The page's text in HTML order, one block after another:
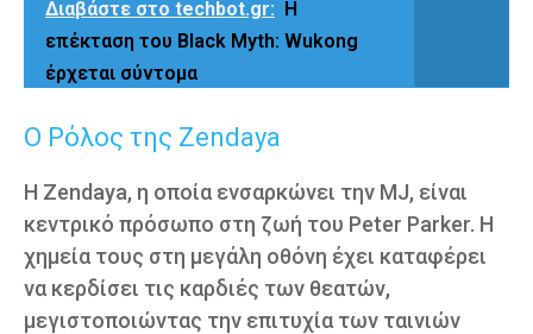
Διαβάστε στο techbot.gr: Η
επέκταση του Black Myth: Wukong
έρχεται σύντομα
Ο Ρόλος της Zendaya
Η Zendaya, η οποία ενσαρκώνει την MJ, είναι
κεντρικό πρόσωπο στη ζωή του Peter Parker. Η
χημεία τους στη μεγάλη οθόνη έχει καταφέρει
να κερδίσει τις καρδιές των θεατών,
μεγιστοποιώντας την επιτυχία των ταινιών